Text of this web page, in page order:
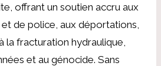
offrant un soutien accru aux
de police, aux déportations,
la fracturation hydraulique,
et au génocide. Sans